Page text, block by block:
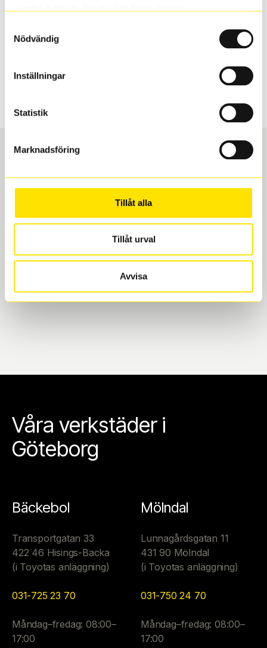
Nödvändig
Inställningar
Statistik
Marknadsföring
Tillåt alla
Tillåt urval
Avvisa
inte vara samma dimension som bilen hade ut från
Boka och hämta hos Däckspecialen
När du beställer dina nya däck eller fälgar hos oss
levereras de direkt till någon av våra däckverkstäder i
Göteborg. Välj mellan Hisingen (Bäckebol) eller
Mölndal. I beställningen anger du datum och tid för
vi till att de uppfyller alla krav för en säker körning.
Våra verkstäder i
Göteborg
Bäckebol
Transportgatan 33
422 46 Hisings-Backa
(i Toyotas anläggning)
031-725 23 70
Måndag–fredag: 08:00–
17:00
Mölndal
Lunnagårdsgatan 11
431 90 Mölndal
(i Toyotas anläggning)
031-750 24 70
Måndag–fredag: 08:00–
17:00